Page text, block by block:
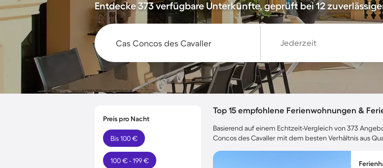
Entdecke 373 verfügbare Unterkünfte, geprüft bei 12
Jederzeit
Preis pro Nacht
Bis 100 €
100 € - 199 €
Top 15 empfohlene Ferienwohnungen &
Basierend auf einem Echtzeit-Vergleich von 373
Concos des Cavaller mit dem besten Verhältnis aus